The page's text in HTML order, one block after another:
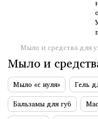
Мыло и средства для
Мыло и
Мыло «с нуля» Гель
Бальзамы для губ